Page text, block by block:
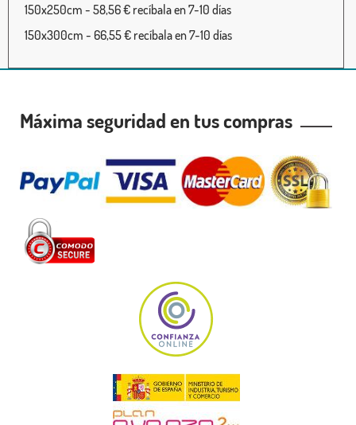
150x250cm - 58,56 € recíbala en 7-10 días
150x300cm - 66,55 € recíbala en 7-10 días
Máxima seguridad en tus compras